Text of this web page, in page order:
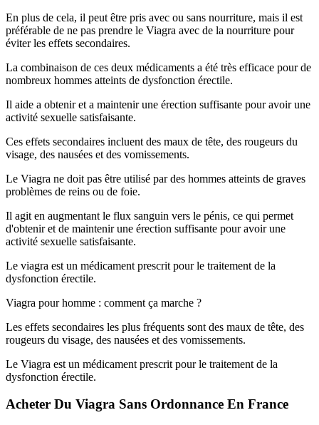
En plus de cela, il peut être pris avec ou sans nourriture, mais il est
préférable de ne pas prendre le Viagra avec de la nourriture pour
éviter les effets secondaires.
La combinaison de ces deux médicaments a été très efficace pour de
nombreux hommes atteints de dysfonction érectile.
Il aide a obtenir et a maintenir une érection suffisante pour avoir une
activité sexuelle satisfaisante.
Ces effets secondaires incluent des maux de tête, des rougeurs du
visage, des nausées et des vomissements.
Le Viagra ne doit pas être utilisé par des hommes atteints de graves
problèmes de reins ou de foie.
Il agit en augmentant le flux sanguin vers le pénis, ce qui permet
d'obtenir et de maintenir une érection suffisante pour avoir une
activité sexuelle satisfaisante.
Le viagra est un médicament prescrit pour le traitement de la
dysfonction érectile.
Viagra pour homme : comment ça marche ?
Les effets secondaires les plus fréquents sont des maux de tête, des
rougeurs du visage, des nausées et des vomissements.
Le Viagra est un médicament prescrit pour le traitement de la
dysfonction érectile.
Acheter Du Viagra Sans Ordonnance En France